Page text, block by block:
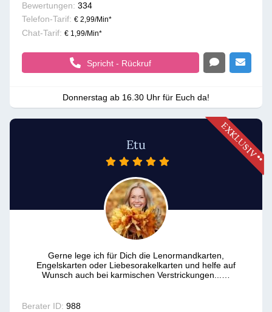
Bewertungen: 334
Telefon-Tarif: € 2,99/Min*
Chat-Tarif: € 1,99/Min*
Spricht - Rückruf
Donnerstag ab 16.30 Uhr für Euch da!
Etu
Gerne lege ich für Dich die Lenormandkarten,
Engelskarten oder Liebesorakelkarten und helfe auf
Wunsch auch bei karmischen Verstrickungen...️…
Berater ID: 988